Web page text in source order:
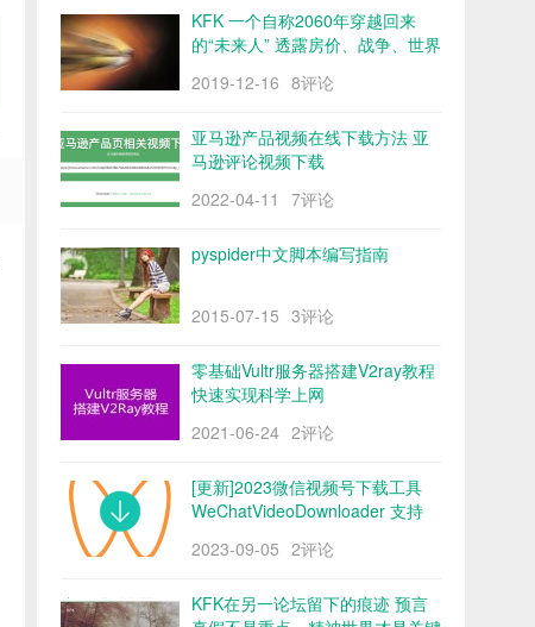
KFK 一个自称2060年穿越回来
的“未来人” 透露房价、战争、世界
2019-12-16 8评论
亚马逊产品视频在线下载方法 亚
马逊评论视频下载
2022-04-11
7评论
pyspider中文脚本编写指南
2015-07-15 3评论
零基础Vultr服务器搭建V2ray教程
快速实现科学上网
2021-06-24 2评论
[更新]2023微信视频号下载工具
WeChatVideoDownloader 支持
2023-09-05 2评论
KFK在另一论坛留下的痕迹 预言